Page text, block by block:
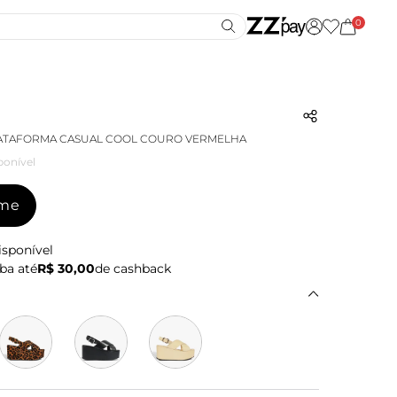
0
CASUAL COOL COURO VERMELHA
atéR$ 30,00de cashback